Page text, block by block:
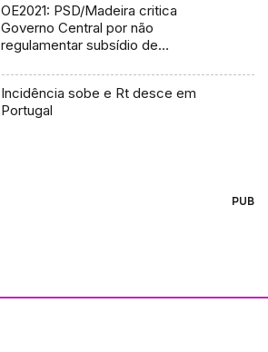
OE2021: PSD/Madeira critica
Governo Central por não
regulamentar subsídio de
Incidência sobe e Rt desce em
Portugal
PUB